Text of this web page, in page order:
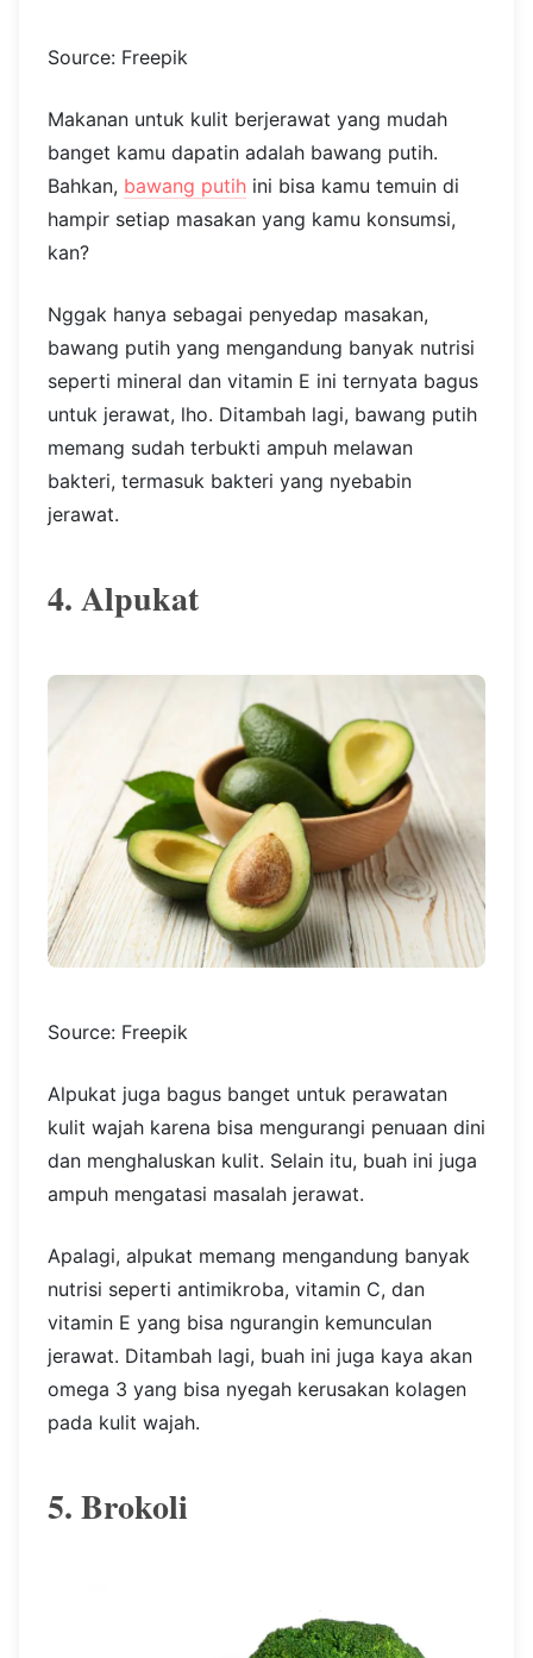
Source: Freepik
Makanan untuk kulit berjerawat yang mudah
banget kamu dapatin adalah bawang putih.
Bahkan, bawang putih ini bisa kamu temuin di
hampir setiap masakan yang kamu konsumsi,
kan?
Nggak hanya sebagai penyedap masakan,
bawang putih yang mengandung banyak nutrisi
seperti mineral dan vitamin E ini ternyata bagus
untuk jerawat, lho. Ditambah lagi, bawang putih
memang sudah terbukti ampuh melawan
bakteri, termasuk bakteri yang nyebabin
jerawat.
4. Alpukat
Source: Freepik
Alpukat juga bagus banget untuk perawatan
kulit wajah karena bisa mengurangi penuaan dini
dan menghaluskan kulit. Selain itu, buah ini juga
ampuh mengatasi masalah jerawat.
Apalagi, alpukat memang mengandung banyak
nutrisi seperti antimikroba, vitamin C, dan
vitamin E yang bisa ngurangin kemunculan
jerawat. Ditambah lagi, buah ini juga kaya akan
omega 3 yang bisa nyegah kerusakan kolagen
pada kulit wajah.
5. Brokoli